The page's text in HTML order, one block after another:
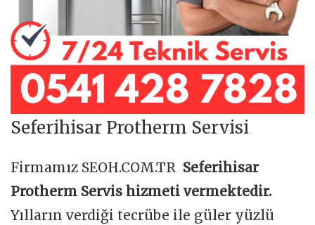
Seferihisar Protherm Servisi
Firmamız SEOH.COM.TR Seferihisar
Protherm Servis hizmeti vermektedir.
Yılların verdiği tecrübe ile güler yüzlü